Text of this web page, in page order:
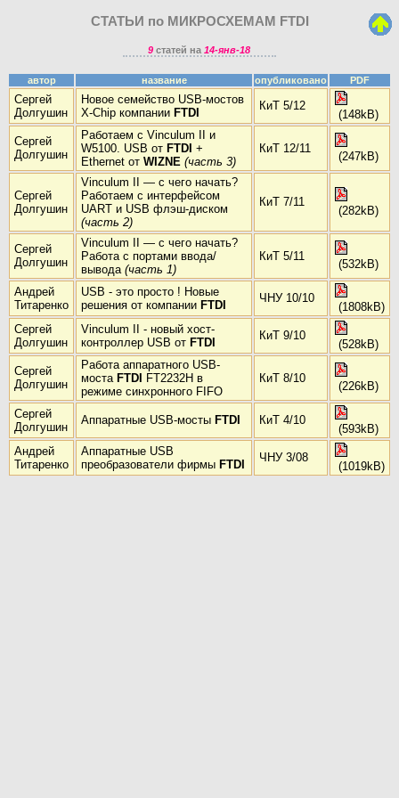
СТАТЬИ по МИКРОСХЕМАМ FTDI
9 статей на14-янв-18
автор название опубликовано PDF
Сергей
Долгушин
Новое семейство USB-мостов
X-Chip компании FTDI
КиТ 5/12
(148kB)
Сергей
Долгушин
Работаем с Vinculum II и
W5100. USB от FTDI +
Ethernet от WIZNE (часть 3)
КиТ 12/11
(247kB)
Сергей
Долгушин
Vinculum II — с чего начать?
Работаем с интерфейсом
UART и USB флэш-диском
(часть 2)
КиТ 7/11
(282kB)
Сергей
Долгушин
Vinculum II — с чего начать?
Работа с портами ввода/
вывода (часть 1)
КиТ 5/11
(532kB)
Андрей
Титаренко
USB - это просто ! Новые
решения от компании FTDI
ЧНУ 10/10
(1808kB)
Сергей
Долгушин
Vinculum II - новый хост-
контроллер USB от FTDI
КиТ 9/10
(528kB)
Сергей
Долгушин
Работа аппаратного USB-
моста FTDI
FT2232H в
режиме синхронного FIFO
КиТ 8/10
(226kB)
Сергей
Долгушин
Аппаратные USB-мосты FTDI КиТ 4/10
(593kB)
Андрей
Титаренко
Аппаратные USB
преобразователи фирмы FTDI
ЧНУ 3/08
(1019kB)